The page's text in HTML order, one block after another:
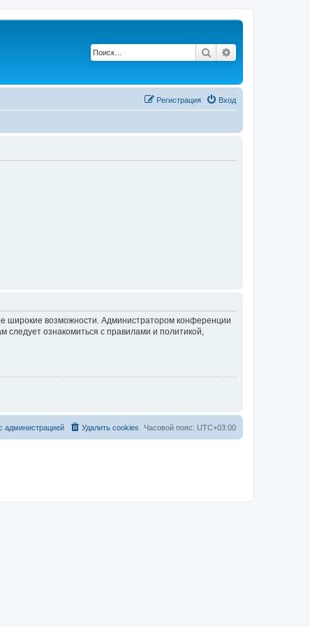
Поиск
Вход
Регистрация
широкие возможности. Администратором конференции
следует ознакомиться с правилами и политикой,
Часовой пояс: UTC+03:00
Удалить cookies
администрацией